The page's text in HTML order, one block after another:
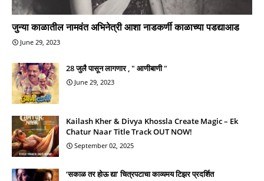
जुन्या काळातील नामवंत अभिनेत्री आशा नाडकर्णी काळाच्या पडद्याआड
June 29, 2023
28 जुलै पासून लागणार , " आणीबाणी "
June 29, 2023
Kailash Kher & Divya Khossla Create Magic – Ek
Chatur Naar Title Track OUT NOW!
September 02, 2025
‘सकाळ तर होऊ द्या’ चित्रपटाचा काव्यमय टिझर प्रदर्शित